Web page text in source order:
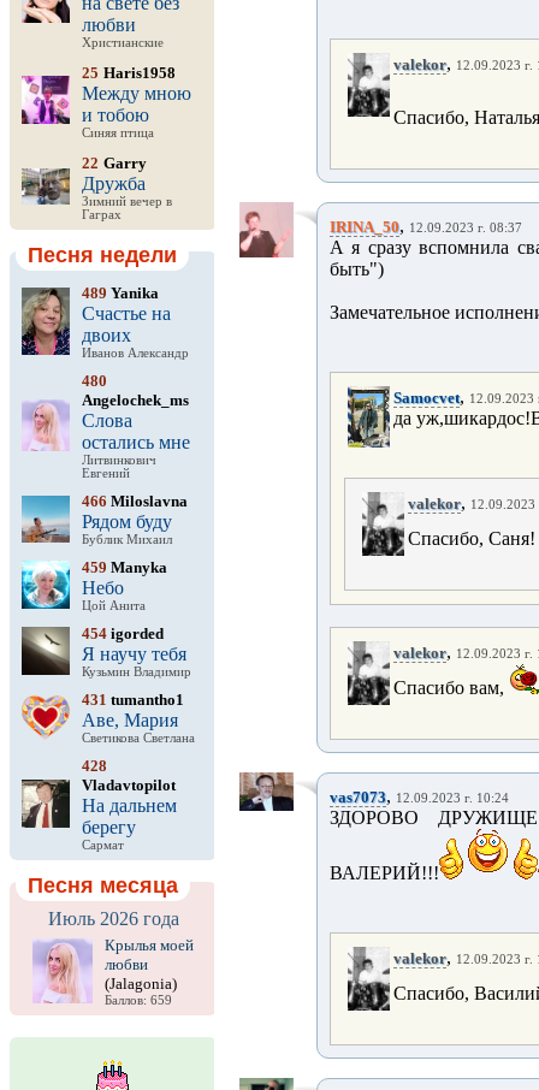
любви
Христианские
25 Haris1958
Между мною
и тобою
Синяя птица
22 Garry
Дружба
Зимний вечер в
Гаграх
Песня недели
489 Yanika
Счастье на
двоих
Иванов Александр
480
Angelochek_ms
Слова
остались мне
Литвинкович
Евгений
466 Miloslavna
Рядом буду
Бублик Михаил
459 Manyka
Небо
Цой Анита
454 igorded
Я научу тебя
Кузьмин Владимир
431 tumantho1
Аве, Мария
Светикова Светлана
428
Vladavtopilot
На дальнем
берегу
Сармат
Песня месяца
Июль 2026 года
Крылья моей
любви
(Jalagonia)
Баллов: 659
valekor, 12.09.2023 г.
Спасибо,
IRINA_50, 12.09.2023 г. 08:37
А я сразу вспомнила
быть")
Замечательное
Samocvet, 12.09.2023
да
valekor, 12.09.2023
Спасибо, Саня!
valekor, 12.09.2023 г.
Спасибо вам,
vas7073, 12.09.2023 г. 10:24
ЗДОРОВО
ВАЛЕРИЙ!!!
valekor, 12.09.2023 г.
Спасибо,